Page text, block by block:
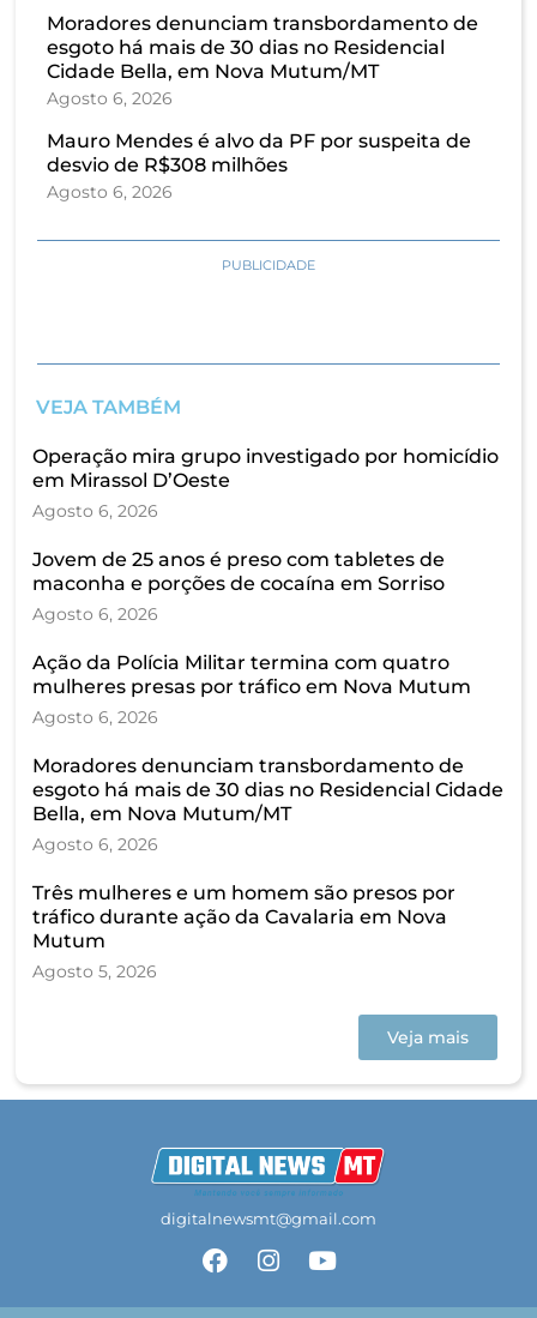
Moradores denunciam transbordamento de
esgoto há mais de 30 dias no Residencial
Cidade Bella, em Nova Mutum/MT
Agosto 6, 2026
Mauro Mendes é alvo da PF por suspeita de
desvio de R$308 milhões
Agosto 6, 2026
PUBLICIDADE
VEJA TAMBÉM
Operação mira grupo investigado por homicídio
em Mirassol D’Oeste
Agosto 6, 2026
Jovem de 25 anos é preso com tabletes de
maconha e porções de cocaína em Sorriso
Agosto 6, 2026
Ação da Polícia Militar termina com quatro
mulheres presas por tráfico em Nova Mutum
Agosto 6, 2026
Moradores denunciam transbordamento de
esgoto há mais de 30 dias no Residencial Cidade
Bella, em Nova Mutum/MT
Agosto 6, 2026
Três mulheres e um homem são presos por
tráfico durante ação da Cavalaria em Nova
Mutum
Agosto 5, 2026
Veja mais
digitalnewsmt@gmail.com